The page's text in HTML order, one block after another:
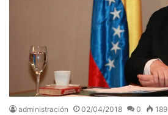
administración 02/04/2018 0 189